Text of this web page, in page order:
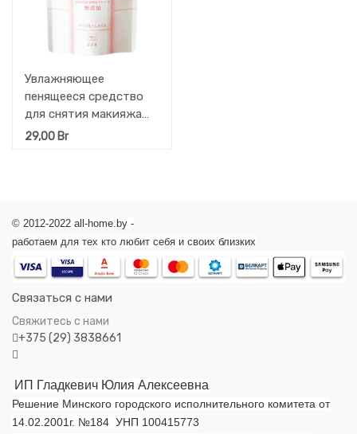
Увлажняющее
пенящееся средство
для снятия макияжа
COW на масляной
29,00 Br
© 2012-2022 all-home.by -
работаем для тех кто любит себя и своих близких
Связаться с нами
Свяжитесь с нами
+375 (29) 3838661
ИП Гладкевич Юлия Алексеевна
Решение Минского городского исполнительного комитета от
14.02.2001г. №184 УНП 100415773